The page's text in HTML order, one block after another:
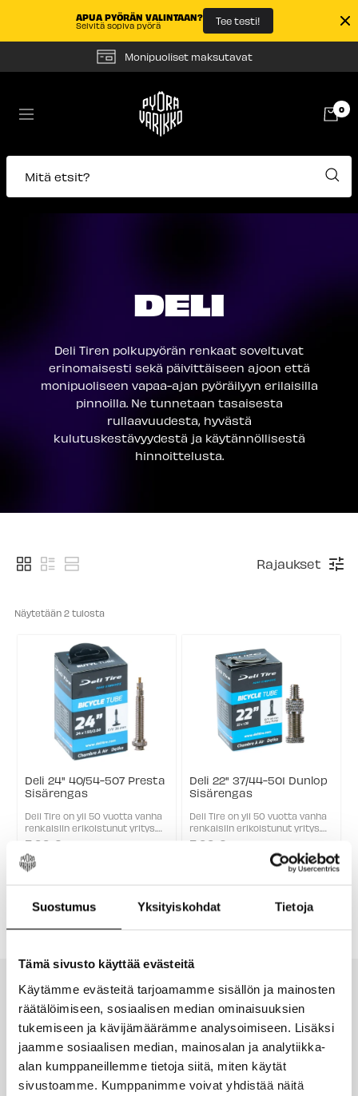
Suostumus Yksityiskohdat Tietoja
Tämä sivusto käyttää evästeitä
Käytämme evästeitä tarjoamamme sisällön ja mainosten
räätälöimiseen, sosiaalisen median ominaisuuksien
tukemiseen ja kävijämäärämme analysoimiseen. Lisäksi
jaamme sosiaalisen median, mainosalan ja analytiikka-
alan kumppaneillemme tietoja siitä, miten käytät
sivustoamme. Kumppanimme voivat yhdistää näitä
APUA PYÖRÄN VALINTAAN?
Selvitä sopiva pyörä Tee testi!
Monipuoliset maksutavat
Navigaatio
Pyörävarikko
0
Mitä etsit?
DELI
Deli Tiren polkupyörän renkaat soveltuvat
erinomaisesti sekä päivittäiseen ajoon että
monipuoliseen vapaa-ajan pyöräilyyn erilaisilla
pinnoilla. Ne tunnetaan tasaisesta
rullaavuudesta, hyvästä
kulutuskestävyydestä ja käytännöllisestä
hinnoittelusta.
Rajaukset
Näytetään 2 tulosta
Deli 24" 40/54-507 Presta
Sisärengas
Deli Tire on yli 50 vuotta vanha
renkaisiin erikoistunut yritys.
Deli polkupyörän sisärenkaat
täyttävät ETRTO mitoitukset. J
okainen sisärengas käy
5,99 €
Deli 22" 37/44-501 Dunlop
Sisärengas
Deli Tire on yli 50 vuotta vanha
renkaisiin erikoistunut yritys.
Deli polkupyörän sisärenkaat
täyttävät ETRTO mitoitukset.
Jokainen sisärengas käy
5,99 €